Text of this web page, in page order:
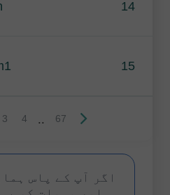
14
15
3 4 .. 67
اگر آپ کے پاس